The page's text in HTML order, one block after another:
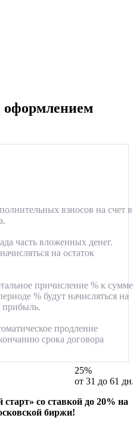
взносов на счет в
часть вложенных денег.
на остаток
причисление % к сумме
% будут начисляться на
прибыль.
продление
срока договора
25%
от 31 до 61
со ставкой до 20% на
биржи!